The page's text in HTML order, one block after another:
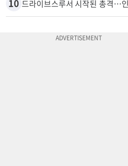
10 드라이브스루서 시작된 총격…